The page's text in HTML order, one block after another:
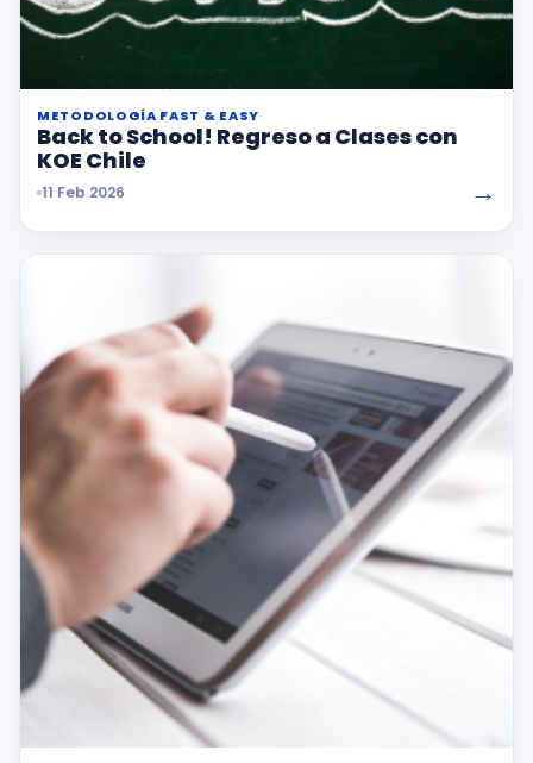
METODOLOGÍA FAST & EASY
Back to School! Regreso a Clases con
KOE Chile
11 Feb 2026 →